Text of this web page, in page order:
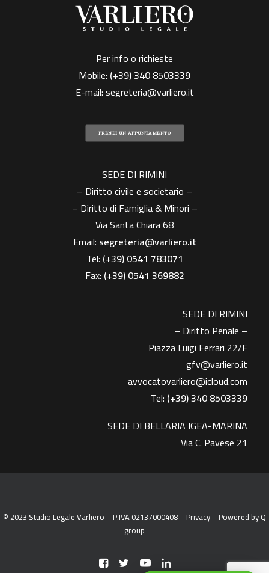
Per info o richieste
Mobile: (+39)340 8503339
E-mail:segreteria@varliero.it
PRENDI UN APPUNTAMENTO
SEDE DI RIMINI
– Diritto civile e societario –
– Diritto di Famiglia & Minori –
Via Santa Chiara 68
Email: segreteria@varliero.it
Tel: (+39) 0541 783071
Fax: (+39)0541 369882
SEDE DI RIMINI
– Diritto Penale –
Piazza Luigi Ferrari 22/F
gfv@varliero.it
avvocatovarliero@icloud.com
Tel: (+39) 340 8503339
SEDE DI BELLARIA IGEA-MARINA
Via C. Pavese 21
© 2023 Studio Legale Varliero – P.IVA 02137000408 –Privacy– Powered byQ
group